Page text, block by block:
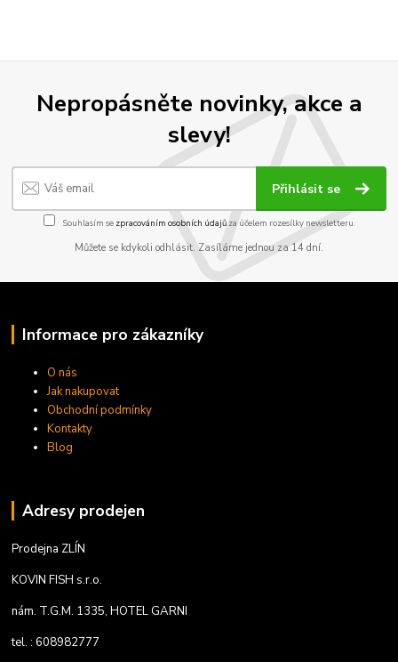
Nepropásněte novinky, akce a
slevy!
Přihlásit se
Souhlasím se zpracováním osobních údajůza účelem rozesílky newsletteru.
Můžete se kdykoli odhlásit. Zasíláme jednou za 14 dní.
Informace pro zákazníky
O nás
Jak nakupovat
Obchodní podmínky
Kontakty
Blog
Adresy prodejen
Prodejna ZLÍN
KOVIN FISH s.r.o.
nám. T.G.M. 1335, HOTEL GARNI
tel. : 608982777